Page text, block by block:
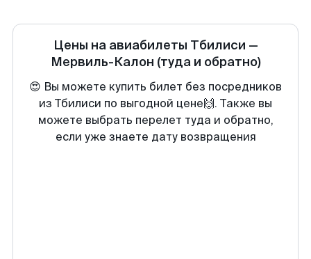
Цены на авиабилеты Тбилиси —
Мервиль-Калон (туда и обратно)
😍 Вы можете купить билет без посредников
из Тбилиси по выгодной цене🙌. Также вы
можете выбрать перелет туда и обратно,
если уже знаете дату возвращения